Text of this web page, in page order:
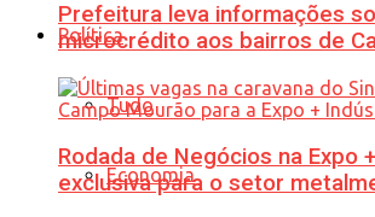
Política
Tudo
Economia
Prefeitura leva informações
microcrédito aos bairros de
Rodada de Negócios na Expo
exclusiva para o setor